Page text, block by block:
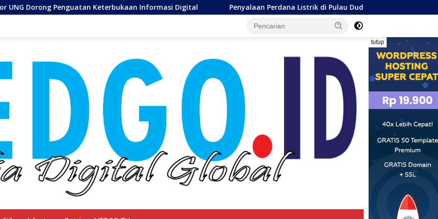
Keterbukaan Informasi Digital Penyalaan Perdana Listrik di Pulau Dudepo, Wagub Idah: Bukti Nyata Pemerataan
tutup